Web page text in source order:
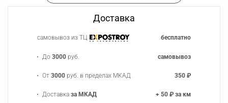
Доставка
самовывоз из ТЦ бесплатно
До3000 руб. самовывоз
От3000 руб. в пределах МКАД 350 ₽
Доставказа МКАД + 50 ₽ за км